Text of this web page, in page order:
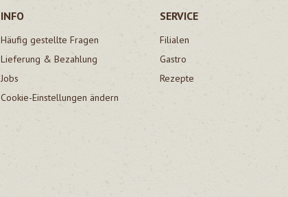
INFO
Häufig gestellte Fragen
Lieferung & Bezahlung
Jobs
Cookie-Einstellungen ändern
SERVICE
Filialen
Gastro
Rezepte